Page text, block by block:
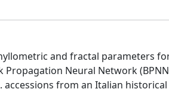
and fractal parameters
Propagation Neural Network
accessions from an Italian